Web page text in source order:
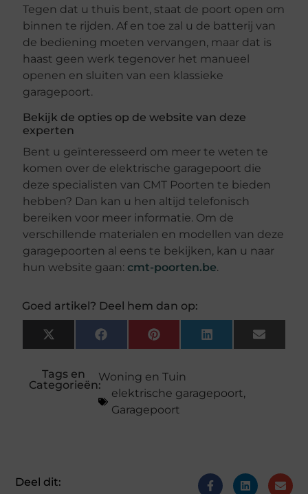
Tegen dat u thuis bent, staat de poort open om
binnen te rijden. Af en toe zal u de batterij van
de bediening moeten vervangen, maar dat is
haast geen werk tegenover het manueel
openen en sluiten van een klassieke
garagepoort.
Bekijk de opties op de website van deze
experten
Bent u geïnteresseerd om meer te weten te
komen over de elektrische garagepoort die
deze specialisten van CMT Poorten te bieden
hebben? Dan kan u hen altijd telefonisch
bereiken voor meer informatie. Om de
verschillende materialen en modellen van deze
garagepoorten al eens te bekijken, kan u naar
hun website gaan:cmt-poorten.be.
Goed artikel? Deel hem dan op:
X
(Twitter)
FacebookPinterestLinkedInEmail
Tags en
Categorieën:
Woning en Tuin
elektrische garagepoort,
Garagepoort
Deel dit: